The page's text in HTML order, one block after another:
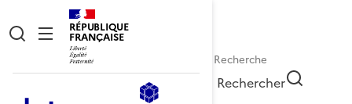
RÉPUBLIQUE
FRANÇAISE
Rechercher